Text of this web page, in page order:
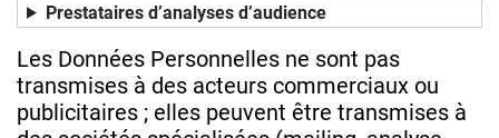
Prestataires d’analyses d’audience
Les Données Personnelles ne sont pas
transmises à des acteurs commerciaux ou
publicitaires ; elles peuvent être transmises à